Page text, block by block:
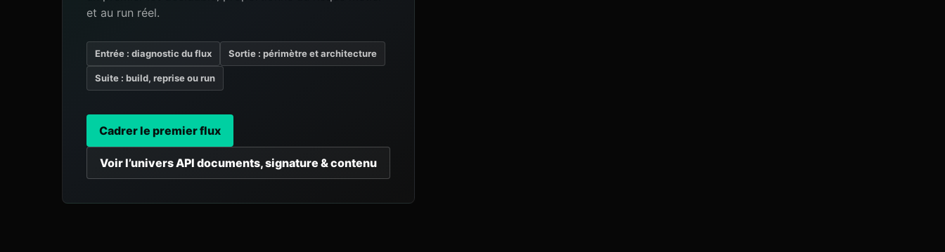
et au run réel.
Entrée : diagnostic du flux Sortie : périmètre et architecture
Suite : build, reprise ou run
Cadrer le premier flux
Voir l’univers API documents, signature & contenu